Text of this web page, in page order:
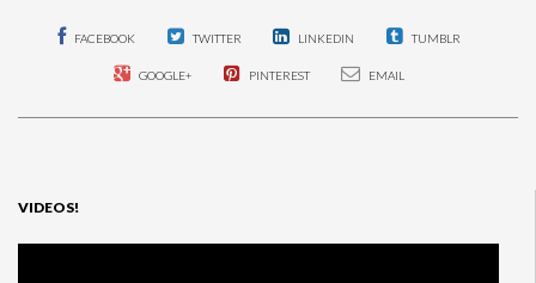
FACEBOOK TWITTER LINKEDIN TUMBLR
GOOGLE+ PINTEREST EMAIL
VIDEOS!